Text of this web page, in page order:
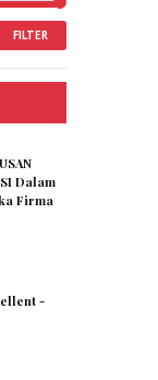
FILTER
Dalam
Firma
-